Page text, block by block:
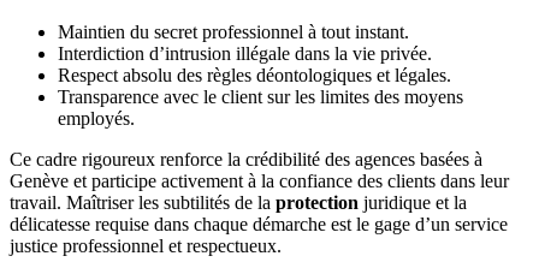
Maintien du secret professionnel à tout instant.
Interdiction d’intrusion illégale dans la vie privée.
Respect absolu des règles déontologiques et légales.
Transparence avec le client sur les limites des moyens
employés.
Ce cadre rigoureux renforce la crédibilité des agences basées à
Genève et participe activement à la confiance des clients dans leur
travail. Maîtriser les subtilités de la protection juridique et la
délicatesse requise dans chaque démarche est le gage d’un service
justice professionnel et respectueux.